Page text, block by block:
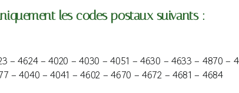
les codes postaux suivants :
– 4624 – 4020 – 4030 – 4051 – 4630 – 4633 – 4870 –
– 4040 – 4041 – 4602 – 4670 – 4672 – 4681 – 4684